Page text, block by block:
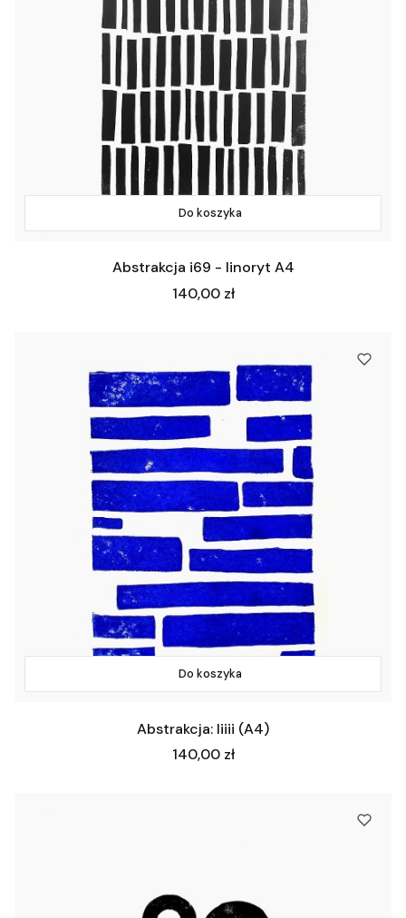
Do koszyka
Abstrakcja i69 - linoryt A4
Cena
140,00 zł
Do koszyka
Abstrakcja: Iiiii (A4)
Cena
140,00 zł